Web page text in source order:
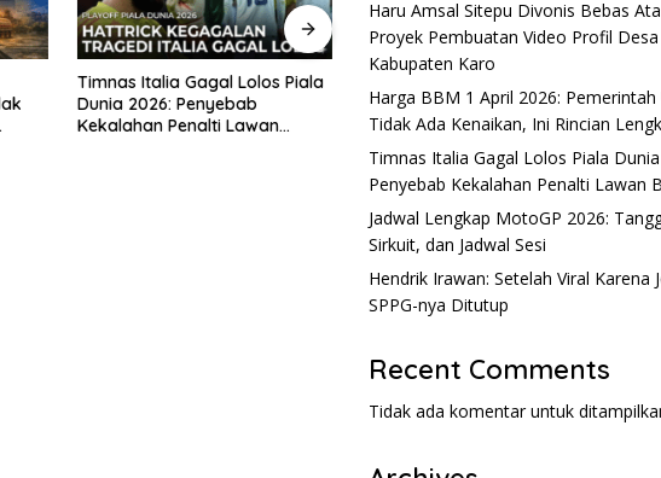
Jadwal Lengkap MotoGP 2026:
Tanggal Balapan, Sirkuit, dan
Jadwal Sesi
Hendrik Irawan: Setelah Viral
Karena Joget, Hingga SPPG-
nya Ditutup
Haru Amsal Sitepu Divonis Bebas
Proyek Pembuatan Video Profil Desa
Kabupaten Karo
Harga BBM 1 April 2026:
Tidak Ada Kenaikan, Ini Rincian
Timnas Italia Gagal Lolos Piala
Penyebab Kekalahan Penalti Lawan
Jadwal Lengkap MotoGP 2026:
Sirkuit, dan Jadwal Sesi
Hendrik Irawan: Setelah Viral Karena
SPPG-nya Ditutup
Recent Comments
Tidak ada komentar untuk